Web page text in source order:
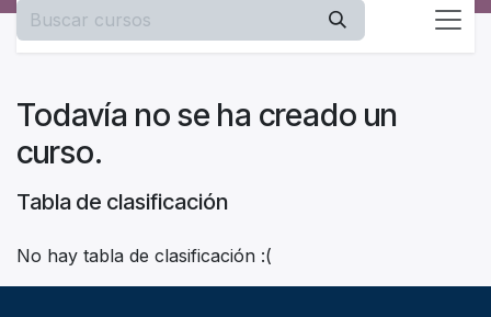
Tabla de clasificación
No hay tabla de clasificación :(
Todavía no se ha creado un
curso.